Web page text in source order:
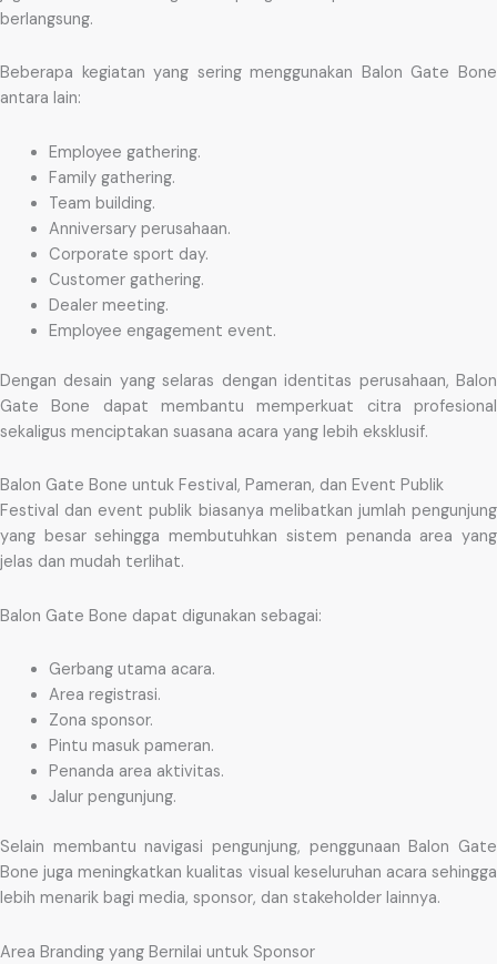
berlangsung.
Beberapa kegiatan yang sering menggunakan Balon Gate Bone
antara lain:
Employee gathering.
Family gathering.
Team building.
Anniversary perusahaan.
Corporate sport day.
Customer gathering.
Dealer meeting.
Employee engagement event.
Dengan desain yang selaras dengan identitas perusahaan, Balon
Gate Bone dapat membantu memperkuat citra profesional
sekaligus menciptakan suasana acara yang lebih eksklusif.
Balon Gate Bone untuk Festival, Pameran, dan Event Publik
Festival dan event publik biasanya melibatkan jumlah pengunjung
yang besar sehingga membutuhkan sistem penanda area yang
jelas dan mudah terlihat.
Balon Gate Bone dapat digunakan sebagai:
Gerbang utama acara.
Area registrasi.
Zona sponsor.
Pintu masuk pameran.
Penanda area aktivitas.
Jalur pengunjung.
Selain membantu navigasi pengunjung, penggunaan Balon Gate
Bone juga meningkatkan kualitas visual keseluruhan acara sehingga
lebih menarik bagi media, sponsor, dan stakeholder lainnya.
Area Branding yang Bernilai untuk Sponsor